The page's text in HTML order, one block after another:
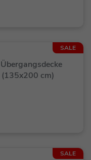
SALE
(135x200 cm)
SALE